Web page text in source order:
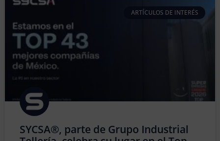
ARTÍCULOS DE INTERÉS
SYCSA®, parte de Grupo Industrial